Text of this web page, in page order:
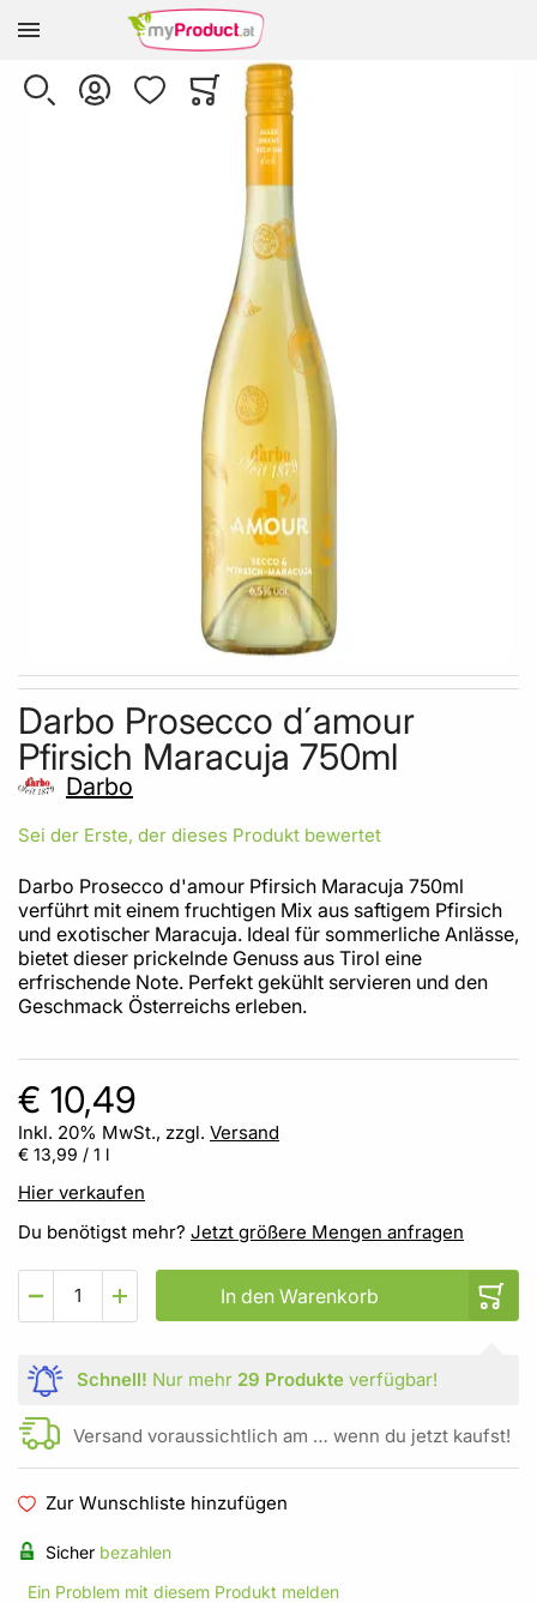
Zur Homepage
SUCHE KONTO WUNSCHLISTEWARENKORB
Minicart
Skip to the end of the images gallery
Skip to the beginning of the images gallery
Darbo Prosecco d´amour
Pfirsich Maracuja 750ml
Darbo
Sei der Erste, der dieses Produkt bewertet
Darbo Prosecco d'amour Pfirsich Maracuja 750ml
verführt mit einem fruchtigen Mix aus saftigem Pfirsich
und exotischer Maracuja. Ideal für sommerliche Anlässe,
bietet dieser prickelnde Genuss aus Tirol eine
erfrischende Note. Perfekt gekühlt servieren und den
Geschmack Österreichs erleben.
€ 10,49
Inkl. 20% MwSt., zzgl. Versand
€ 13,99 / 1 l
Hier verkaufen
Du benötigst mehr? Jetzt größere Mengen anfragen
In den Warenkorb
Schnell! Nur mehr 29 Produkteverfügbar!
Versand voraussichtlich am … wenn du jetzt kaufst!
Zur Wunschliste hinzufügen
Sicher bezahlen
Ein Problem mit diesem Produkt melden